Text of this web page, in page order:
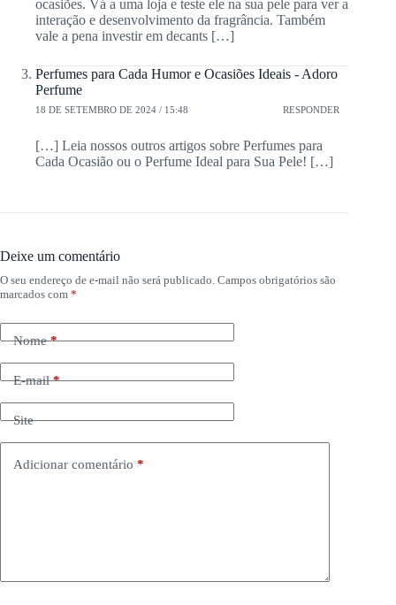
ocasiões. Vá a uma loja e teste ele na sua pele para ver a
interação e desenvolvimento da fragrância. Também
vale a pena investir em decants […]
Perfumes para Cada Humor e Ocasiões Ideais - Adoro
Perfume
18 DE SETEMBRO DE 2024 / 15:48 RESPONDER
[…] Leia nossos outros artigos sobre Perfumes para
Cada Ocasião ou o Perfume Ideal para Sua Pele! […]
Deixe um comentário
O seu endereço de e-mail não será publicado. Campos obrigatórios são
marcados com *
Nome*
E-mail*
Site
Adicionar comentário *